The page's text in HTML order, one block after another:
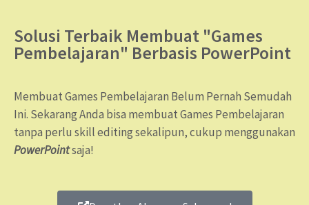
Solusi Terbaik Membuat "Games
Pembelajaran" Berbasis PowerPoint
Membuat Games Pembelajaran Belum Pernah Semudah
Ini. Sekarang Anda bisa membuat Games Pembelajaran
tanpa perlu skill editing sekalipun, cukup menggunakan
PowerPointsaja!